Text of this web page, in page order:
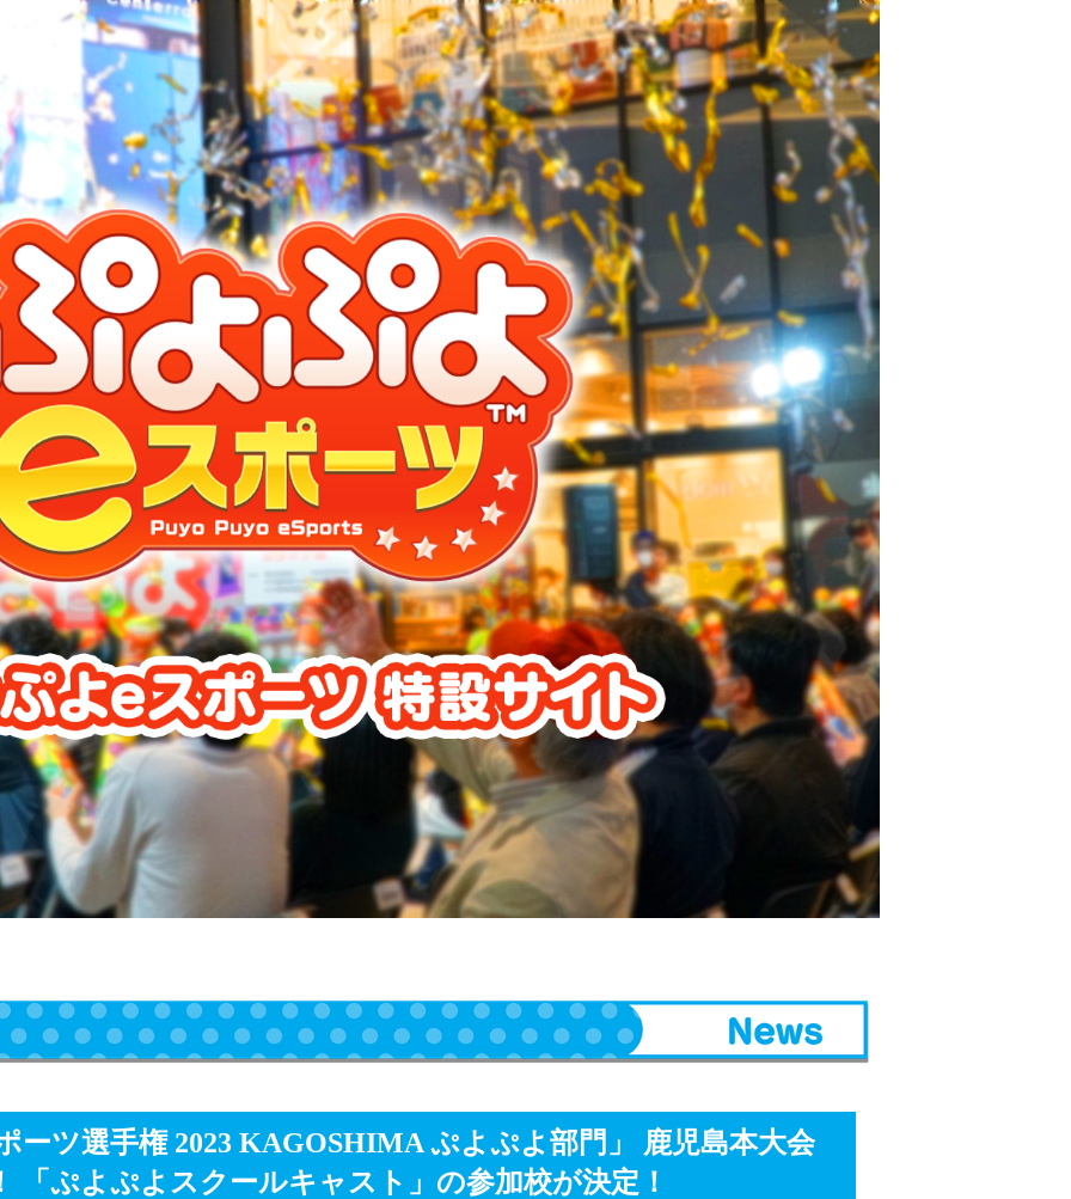
ーツ選手権 2023 KAGOSHIMA ぷよぷよ部門」 鹿児島本大会
「ぷよぷよスクールキャスト」の参加校が決定！